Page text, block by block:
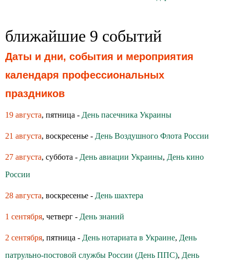
ближайшие 9 событий
Даты и дни, события и мероприятия
календаря профессиональных
праздников
19 августа, пятница - День пасечника Украины
21 августа, воскресенье - День Воздушного Флота России
27 августа, суббота - День авиации Украины, День кино
России
28 августа, воскресенье - День шахтера
1 сентября, четверг - День знаний
2 сентября, пятница - День нотариата в Украине, День
патрульно-постовой службы России (День ППС), День